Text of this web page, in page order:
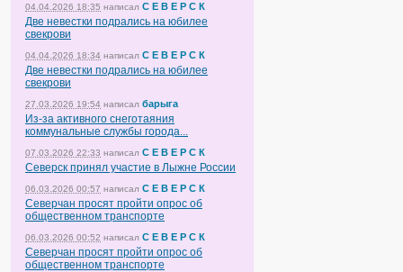
04.04.2026 18:35 написал С Е В Е Р С К
Две невестки подрались на юбилее
свекрови
04.04.2026 18:34 написал С Е В Е Р С К
Две невестки подрались на юбилее
свекрови
27.03.2026 19:54 написал барыга
Из-за активного снеготаяния
коммунальные службы города...
07.03.2026 22:33 написал С Е В Е Р С К
Северск принял участие в Лыжне России
06.03.2026 00:57 написал С Е В Е Р С К
Северчан просят пройти опрос об
общественном транспорте
06.03.2026 00:52 написал С Е В Е Р С К
Северчан просят пройти опрос об
общественном транспорте